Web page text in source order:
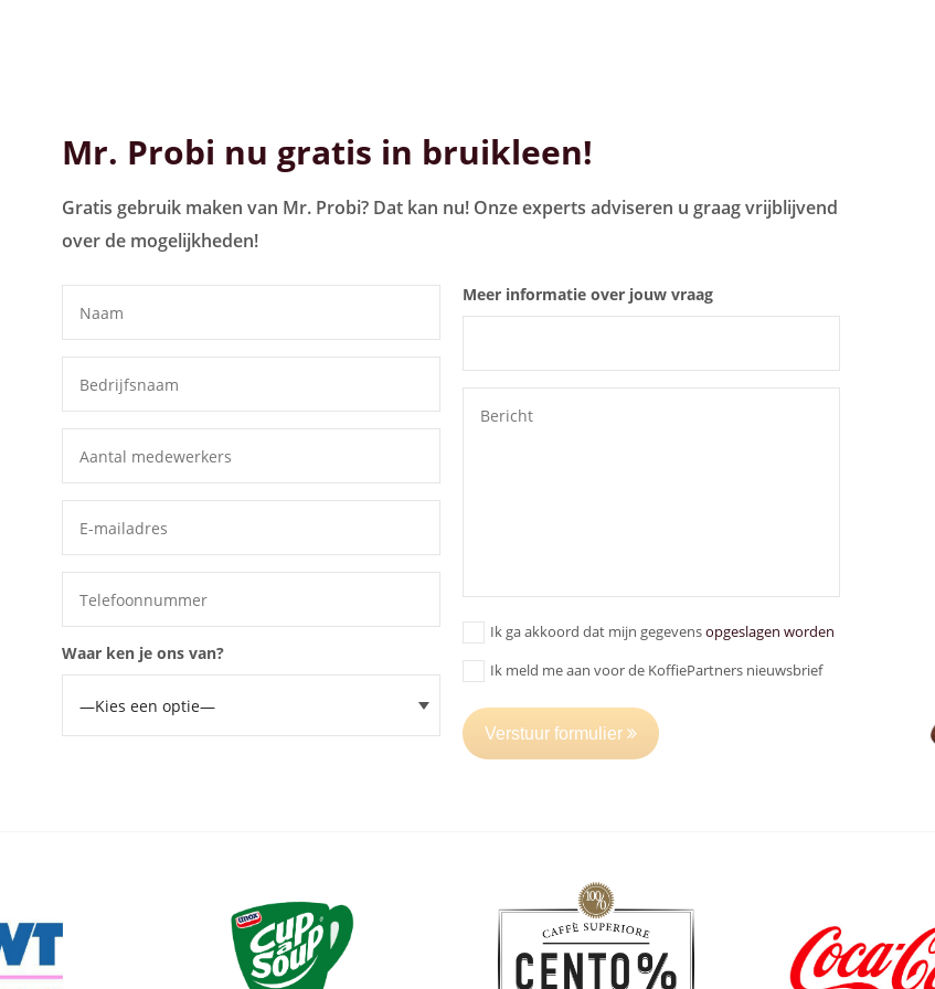
Mr. Probi nu gratis in bruikleen!
Gratis gebruik maken van Mr. Probi? Dat kan nu! Onze experts adviseren u graag vrijblijvend
over de mogelijkheden!
Waar ken je ons van?
Meer informatie over jouw vraag
Ik ga akkoord dat mijn gegevensopgeslagen worden
Ik meld me aan voor de KoffiePartners nieuwsbrief
Verstuur formulier